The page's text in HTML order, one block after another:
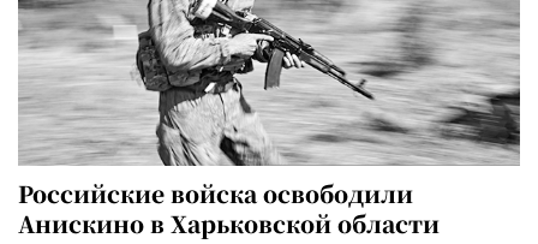
Российские войска освободили
Анискино в Харьковской области